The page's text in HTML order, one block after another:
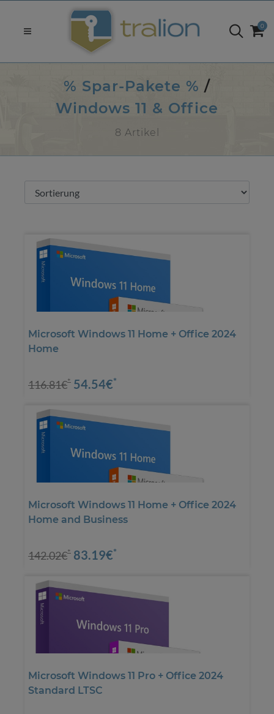
0
% Spar-Pakete % /
Windows 11 & Office
8 Artikel
Microsoft Windows 11 Home + Office 2024
Home
116.81€* 54.54€*
Microsoft Windows 11 Home + Office 2024
Home and Business
142.02€* 83.19€*
Microsoft Windows 11 Pro + Office 2024
Standard LTSC